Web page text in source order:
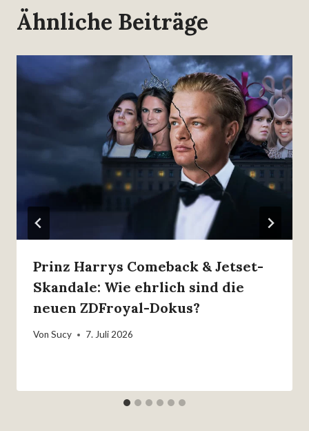
Ähnliche Beiträge
Prinz Harrys Comeback & Jetset-
Skandale: Wie ehrlich sind die
neuen ZDFroyal-Dokus?
Von Sucy 7. Juli 2026